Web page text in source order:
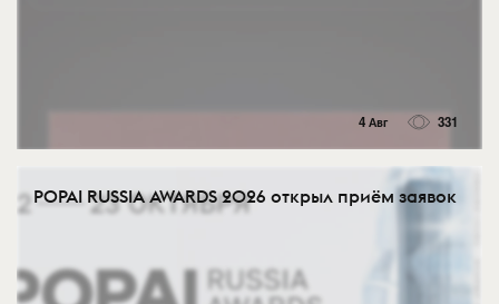
4 Авг 331
POPAI RUSSIA AWARDS 2026 открыл приём заявок